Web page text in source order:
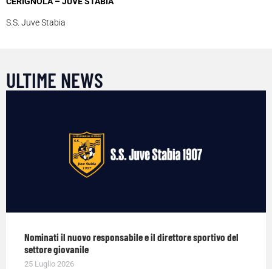
S.S. Juve Stabia
ULTIME NEWS
Nominati il nuovo responsabile e il direttore sportivo del
settore giovanile
25 Luglio 2026